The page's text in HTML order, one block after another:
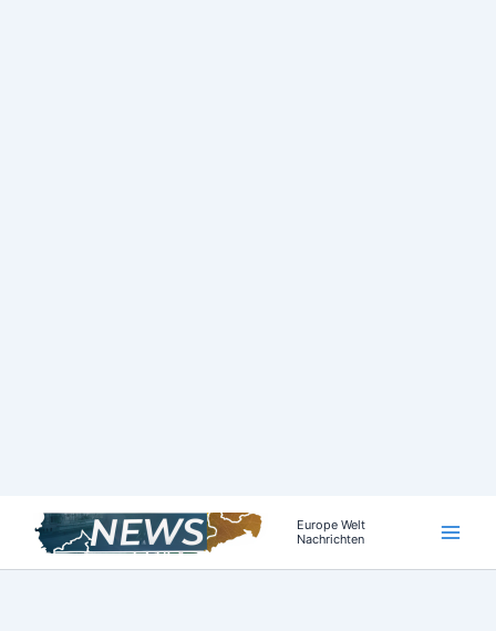
Inhalt
Europe Welt
Nachrichten